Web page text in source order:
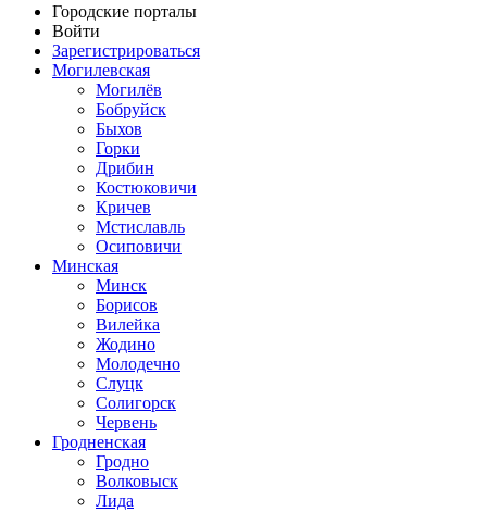
Городские порталы
Войти
Зарегистрироваться
Могилевская
Могилёв
Бобруйск
Быхов
Горки
Дрибин
Костюковичи
Кричев
Мстиславль
Осиповичи
Минская
Минск
Борисов
Вилейка
Жодино
Молодечно
Слуцк
Солигорск
Червень
Гродненская
Гродно
Волковыск
Лида